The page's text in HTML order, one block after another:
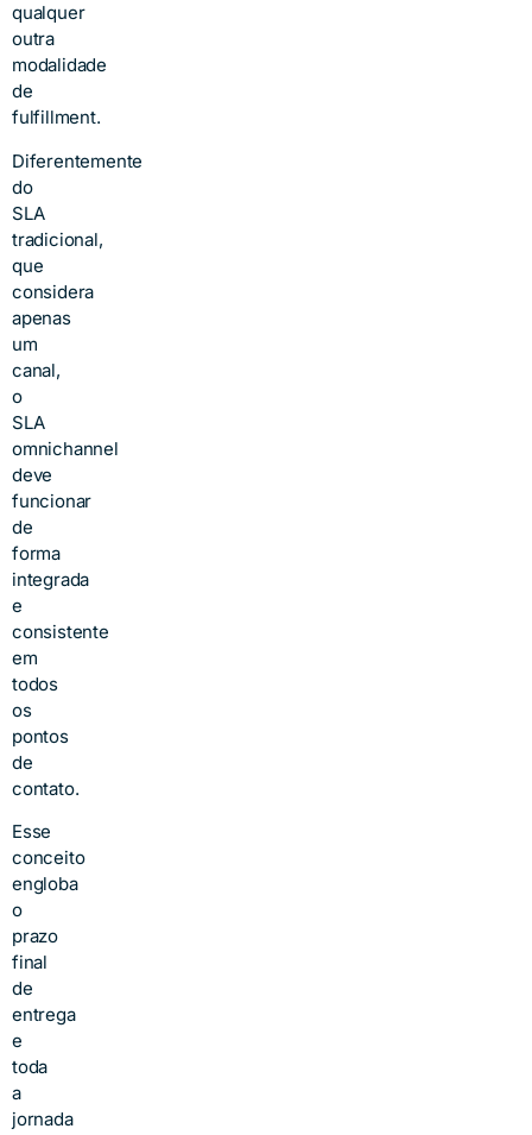
qualquer
outra
modalidade
de
fulfillment.
Diferentemente
do
SLA
tradicional,
que
considera
apenas
um
canal,
o
SLA
omnichannel
deve
funcionar
de
forma
integrada
e
consistente
em
todos
os
pontos
de
contato.
Esse
conceito
engloba
o
prazo
final
de
entrega
e
toda
a
jornada